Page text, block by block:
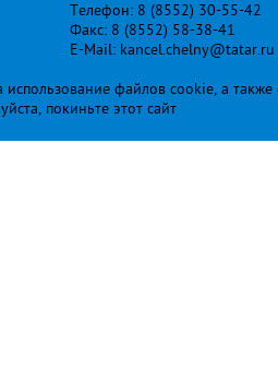
Телефон: 8 (8552) 30-55-42
Факс: 8 (8552) 58-38-41
E-Mail: kancel.chelny@tatar.ru
файлов cookie, а также
покиньте этот сайт